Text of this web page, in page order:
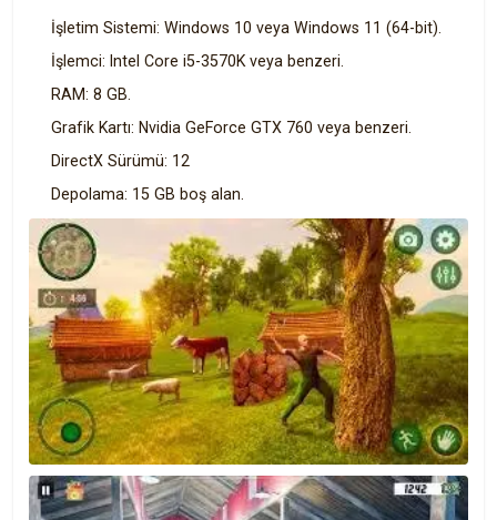
İşletim Sistemi: Windows 10 veya Windows 11 (64-bit).
İşlemci: Intel Core i5-3570K veya benzeri.
RAM: 8 GB.
Grafik Kartı: Nvidia GeForce GTX 760 veya benzeri.
DirectX Sürümü: 12
Depolama: 15 GB boş alan.